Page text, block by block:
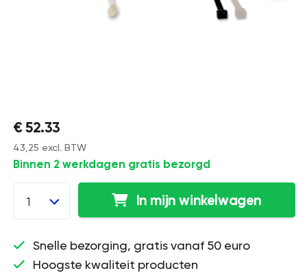
€ 52.33
43,25 excl. BTW
Binnen 2 werkdagen gratis bezorgd
1 In mijn winkelwagen
Snelle bezorging, gratis vanaf 50 euro
Hoogste kwaliteit producten